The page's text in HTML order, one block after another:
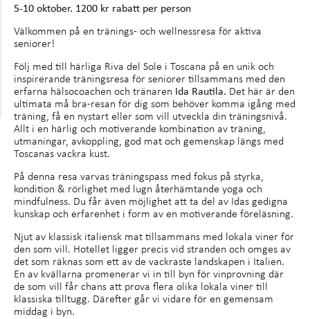
5-10 oktober. 1200 kr rabatt per person
Välkommen på en tränings- och wellnessresa för aktiva
seniorer!
Följ med till härliga Riva del Sole i Toscana på en unik och
inspirerande träningsresa för seniorer tillsammans med den
erfarna hälsocoachen och tränaren Ida Rautila. Det här är den
ultimata må bra-resan för dig som behöver komma igång med
träning, få en nystart eller som vill utveckla din träningsnivå.
Allt i en härlig och motiverande kombination av träning,
utmaningar, avkoppling, god mat och gemenskap längs med
Toscanas vackra kust.
På denna resa varvas träningspass med fokus på styrka,
kondition & rörlighet med lugn återhämtande yoga och
mindfulness. Du får även möjlighet att ta del av Idas gedigna
kunskap och erfarenhet i form av en motiverande föreläsning.
Njut av klassisk italiensk mat tillsammans med lokala viner för
den som vill. Hotellet ligger precis vid stranden och omges av
det som räknas som ett av de vackraste landskapen i Italien.
En av kvällarna promenerar vi in till byn för vinprovning där
de som vill får chans att prova flera olika lokala viner till
klassiska tilltugg. Därefter går vi vidare för en gemensam
middag i byn.